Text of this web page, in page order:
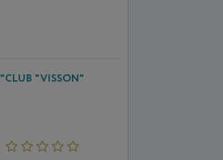
"CLUB "VISSON"